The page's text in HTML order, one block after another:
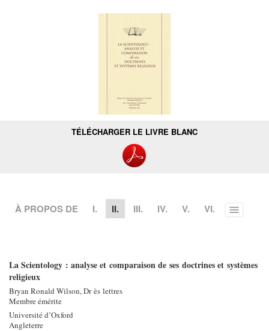
TÉLÉCHARGER LE LIVRE BLANC
À PROPOS DE I. II. III. IV. V. VI. Toggle
La Scientology : analyse et comparaison de ses doctrines et systèmes
religieux
Bryan Ronald Wilson, Dr ès lettres
Membre émérite
Université d’Oxford
Angleterre